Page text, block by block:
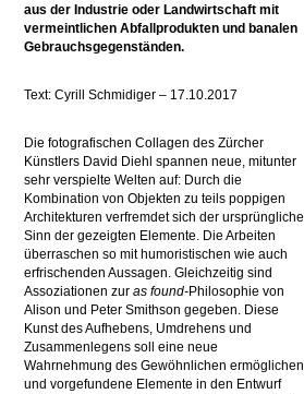
aus der Industrie oder Landwirtschaft mit
vermeintlichen Abfallprodukten und banalen
Gebrauchsgegenständen.
Text: Cyrill Schmidiger – 17.10.2017
Die fotografischen Collagen des Zürcher
Künstlers David Diehl spannen neue, mitunter
sehr verspielte Welten auf: Durch die
Kombination von Objekten zu teils poppigen
Architekturen verfremdet sich der ursprüngliche
Sinn der gezeigten Elemente. Die Arbeiten
überraschen so mit humoristischen wie auch
erfrischenden Aussagen. Gleichzeitig sind
Assoziationen zuras found-Philosophie von
Alison und Peter Smithson gegeben. Diese
Kunst des Aufhebens, Umdrehens und
Zusammenlegens soll eine neue
Wahrnehmung des Gewöhnlichen ermöglichen
und vorgefundene Elemente in den Entwurf